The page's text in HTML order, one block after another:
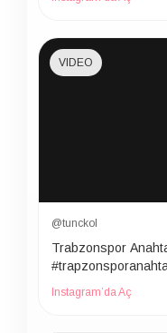
VIDEO
@tunckol
Trabzonspor
Instagram’da Aç